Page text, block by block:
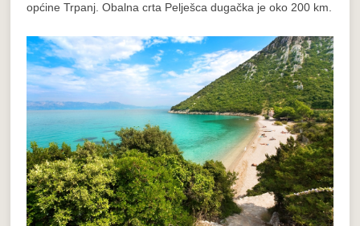
općine Trpanj. Obalna crta Pelješca dugačka je oko 200 km.